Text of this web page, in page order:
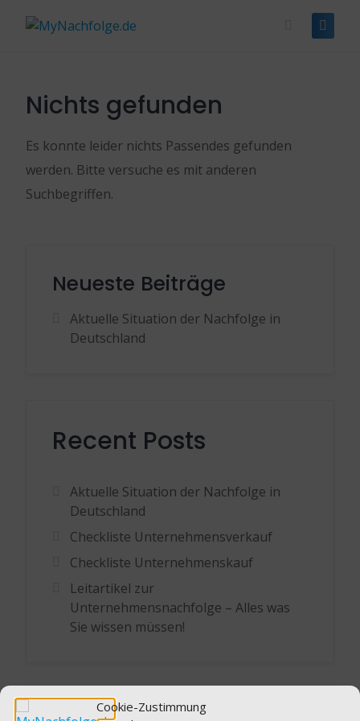
Cookie-Zustimmung
Nichts gefunden
Es konnte leider nichts Passendes gefunden
werden. Bitte versuche es mit anderen
Suchbegriffen.
Neueste Beiträge
Aktuelle Situation der Nachfolge in
Deutschland
Recent Posts
Aktuelle Situation der Nachfolge in
Deutschland
Checkliste Unternehmensverkauf
Checkliste Unternehmenskauf
Leitartikel zur
Unternehmensnachfolge – Alles was
Sie wissen müssen!